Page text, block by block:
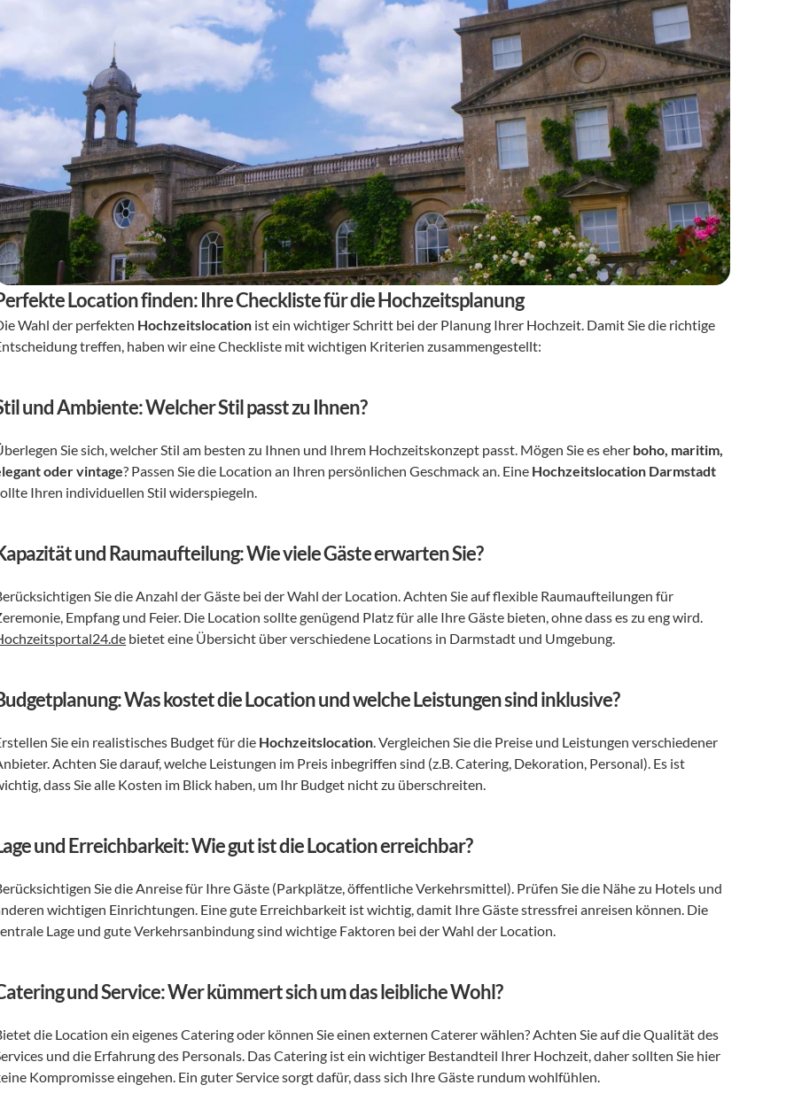
Location finden: Ihre Checkliste für die Hochzeitsplanung
Wahl der perfekten Hochzeitslocation ist ein wichtiger Schritt bei der Planung Ihrer Hochzeit. Damit Sie die richtige
treffen, haben wir eine Checkliste mit wichtigen Kriterien zusammengestellt:
und Ambiente: Welcher Stil passt zu Ihnen?
Sie sich, welcher Stil am besten zu Ihnen und Ihrem Hochzeitskonzept passt. Mögen Sie es eher boho, maritim,
oder vintage? Passen Sie die Location an Ihren persönlichen Geschmack an. Eine Hochzeitslocation Darmstadt
Ihren individuellen Stil widerspiegeln.
und Raumaufteilung: Wie viele Gäste erwarten Sie?
Sie die Anzahl der Gäste bei der Wahl der Location. Achten Sie auf flexible Raumaufteilungen für
bietet eine Übersicht über verschiedene Locations in Darmstadt und Umgebung.
Was kostet die Location und welche Leistungen sind inklusive?
Sie ein realistisches Budget für die Hochzeitslocation. Vergleichen Sie die Preise und Leistungen verschiedener
Achten Sie darauf, welche Leistungen im Preis inbegriffen sind (z.B. Catering, Dekoration, Personal). Es ist
dass Sie alle Kosten im Blick haben, um Ihr Budget nicht zu überschreiten.
und Erreichbarkeit: Wie gut ist die Location erreichbar?
Sie die Anreise für Ihre Gäste (Parkplätze, öffentliche Verkehrsmittel). Prüfen Sie die Nähe zu Hotels und
wichtigen Einrichtungen. Eine gute Erreichbarkeit ist wichtig, damit Ihre Gäste stressfrei anreisen können. Die
Lage und gute Verkehrsanbindung sind wichtige Faktoren bei der Wahl der Location.
und Service: Wer kümmert sich um das leibliche Wohl?
die Location ein eigenes Catering oder können Sie einen externen Caterer wählen? Achten Sie auf die Qualität des
und die Erfahrung des Personals. Das Catering ist ein wichtiger Bestandteil Ihrer Hochzeit, daher sollten Sie hier
Kompromisse eingehen. Ein guter Service sorgt dafür, dass sich Ihre Gäste rundum wohlfühlen.